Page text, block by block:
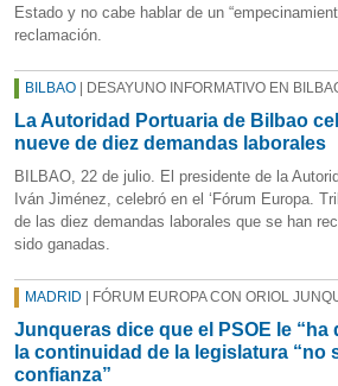
Estado y no cabe hablar de un
reclamación.
BILBAO | DESAYUNO INFORMATIVO EN
La Autoridad Portuaria de Bilbao
nueve de diez demandas laborales
BILBAO, 22 de julio. El presidente de la
Iván Jiménez, celebró en el ‘Fórum Europa.
de las diez demandas laborales que se han
sido ganadas.
MADRID | FÓRUM EUROPA CON ORIOL
Junqueras dice que el PSOE le “ha
la continuidad de la legislatura “no
confianza”